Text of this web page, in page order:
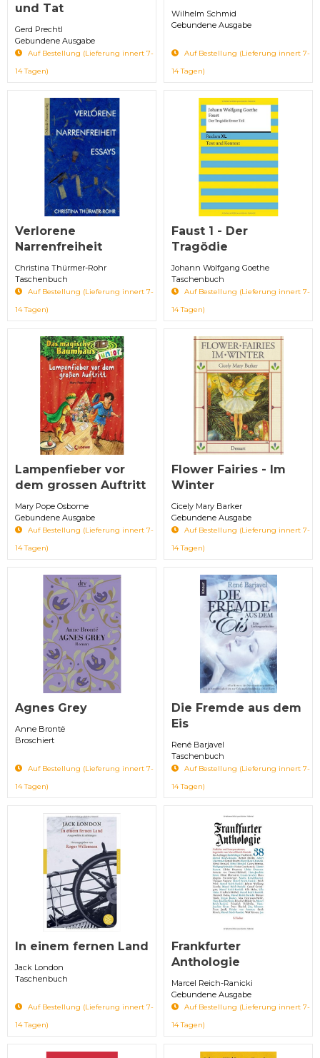
und Tat
Gerd Prechtl
Gebundene Ausgabe
Auf Bestellung (Lieferung innert 7-
14 Tagen)
Wilhelm Schmid
Gebundene Ausgabe
Auf Bestellung (Lieferung innert 7-
14 Tagen)
Verlorene
Narrenfreiheit
Christina Thürmer-Rohr
Taschenbuch
Auf Bestellung (Lieferung innert 7-
14 Tagen)
Faust 1 - Der
Tragödie
Johann Wolfgang Goethe
Taschenbuch
Auf Bestellung (Lieferung innert 7-
14 Tagen)
Lampenfieber vor
dem grossen Auftritt
Mary Pope Osborne
Gebundene Ausgabe
Auf Bestellung (Lieferung innert 7-
14 Tagen)
Flower Fairies - Im
Winter
Cicely Mary Barker
Gebundene Ausgabe
Auf Bestellung (Lieferung innert 7-
14 Tagen)
Agnes Grey
Anne Brontë
Broschiert
Auf Bestellung (Lieferung innert 7-
14 Tagen)
Die Fremde aus dem
Eis
René Barjavel
Taschenbuch
Auf Bestellung (Lieferung innert 7-
14 Tagen)
In einem fernen Land
Jack London
Taschenbuch
Auf Bestellung (Lieferung innert 7-
14 Tagen)
Frankfurter
Anthologie
Marcel Reich-Ranicki
Gebundene Ausgabe
Auf Bestellung (Lieferung innert 7-
14 Tagen)